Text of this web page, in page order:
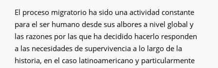
El proceso migratorio ha sido una actividad constante
para el ser humano desde sus albores a nivel global y
las razones por las que ha decidido hacerlo responden
a las necesidades de supervivencia a lo largo de la
historia, en el caso latinoamericano y particularmente